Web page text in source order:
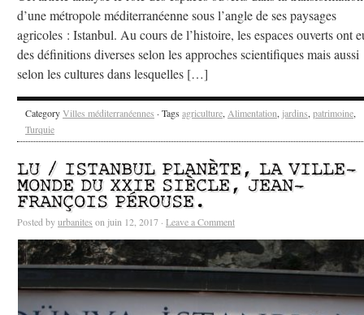
d’une métropole méditerranéenne sous l’angle de ses paysages
agricoles : Istanbul. Au cours de l’histoire, les espaces ouverts ont
des définitions diverses selon les approches scientifiques mais aussi
selon les cultures dans lesquelles […]
CategoryVilles méditerranéennes · Tags agriculture, Alimentation, jardins, patrimoine,
Turquie
LU / ISTANBUL PLANÈTE, LA VILLE-
MONDE DU XXIE SIÈCLE, JEAN-
FRANÇOIS PÉROUSE.
Posted byurbanites on juin 12, 2017 · Leave a Comment